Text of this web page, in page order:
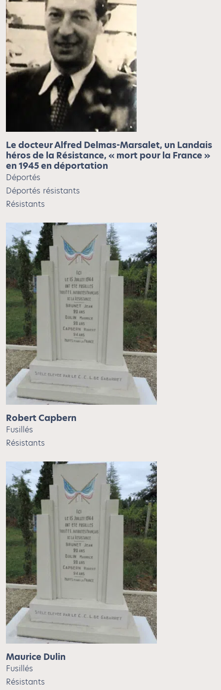
Le docteur Alfred Delmas-Marsalet, un Landais
héros de la Résistance, « mort pour la France »
en 1945 en déportation
Déportés
Déportés résistants
Résistants
Robert Capbern
Fusillés
Résistants
Maurice Dulin
Fusillés
Résistants